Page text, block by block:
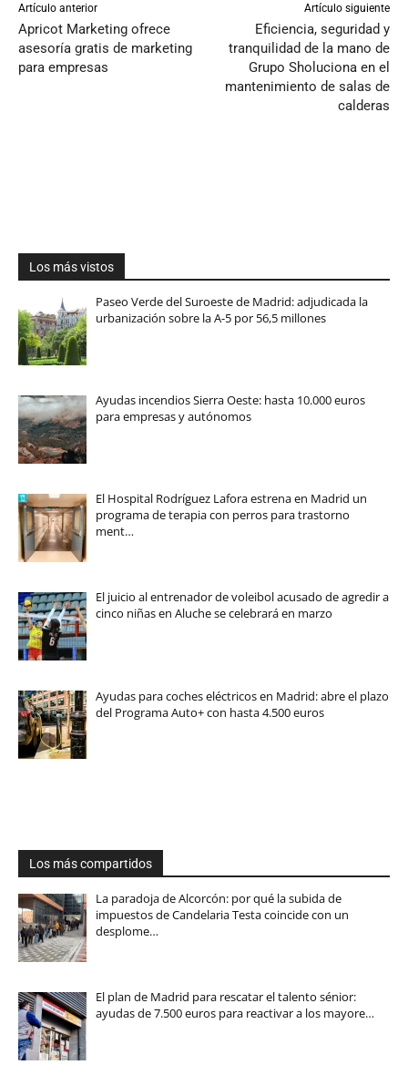
Artículo anterior
Apricot Marketing ofrece
asesoría gratis de marketing
para empresas
Artículo siguiente
Eficiencia, seguridad y
tranquilidad de la mano de
Grupo Sholuciona en el
mantenimiento de salas de
calderas
Los más vistos
Paseo Verde del Suroeste de Madrid: adjudicada la
urbanización sobre la A-5 por 56,5 millones
Ayudas incendios Sierra Oeste: hasta 10.000 euros
para empresas y autónomos
El Hospital Rodríguez Lafora estrena en Madrid un
programa de terapia con perros para trastorno
ment…
El juicio al entrenador de voleibol acusado de agredir a
cinco niñas en Aluche se celebrará en marzo
Ayudas para coches eléctricos en Madrid: abre el plazo
del Programa Auto+ con hasta 4.500 euros
Los más compartidos
La paradoja de Alcorcón: por qué la subida de
impuestos de Candelaria Testa coincide con un
desplome…
El plan de Madrid para rescatar el talento sénior:
ayudas de 7.500 euros para reactivar a los mayore…